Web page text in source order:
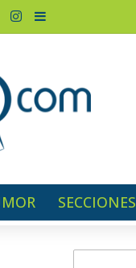
Instagram
Barra lateral
SECCIONES